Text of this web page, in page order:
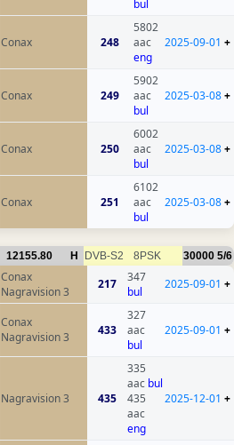
bul
Conax
248
5802
aac
eng
2025-09-01 +
Conax 249
5902
aac
bul
2025-03-08+
Conax 250
6002
aac
bul
2025-03-08+
Conax 251
6102
aac
bul
2025-03-08+
12155.80 H DVB-S2 8PSK 30000 5/6
Conax
Nagravision 3
217
347
bul
2025-09-01 +
Conax
Nagravision 3
433
327
aac
bul
2025-09-01 +
Nagravision 3 435
335
aac bul
435
aac
eng
2025-12-01 +